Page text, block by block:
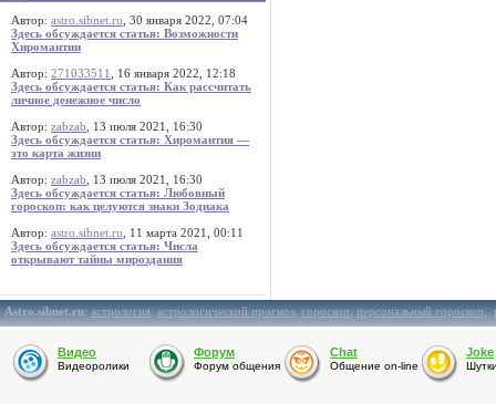
Автор: astro.sibnet.ru , 30 января 2022, 07:04
Здесь обсуждается статья: Возможности
Хиромантии
Автор: 271033511
, 16 января 2022, 12:18
Здесь обсуждается статья: Как рассчитать
личное денежное число
Автор: zabzab , 13 июля 2021, 16:30
Здесь обсуждается статья: Хиромантия —
это карта жизни
Автор: zabzab , 13 июля 2021, 16:30
Здесь обсуждается статья: Любовный
гороскоп: как целуются знаки Зодиака
Автор: astro.sibnet.ru , 11 марта 2021, 00:11
Здесь обсуждается статья: Числа
открывают тайны мироздания
Astro.sibnet.ru:астрология,астрологический прогноз,гороскоп,персональный гороскоп,
Видео
Видеоролики
Форум
Форум общения
Chat
Общение on-line
Joke